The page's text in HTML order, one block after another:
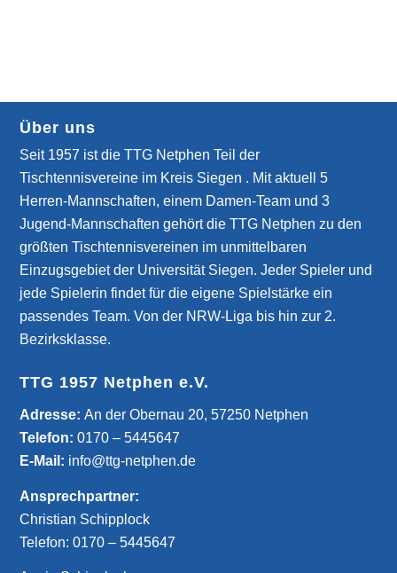
Über uns
Seit 1957 ist die TTG Netphen Teil der
Tischtennisvereine im Kreis Siegen . Mit aktuell 5
Herren-Mannschaften, einem Damen-Team und 3
Jugend-Mannschaften gehört die TTG Netphen zu den
größten Tischtennisvereinen im unmittelbaren
Einzugsgebiet der Universität Siegen. Jeder Spieler und
jede Spielerin findet für die eigene Spielstärke ein
passendes Team. Von der NRW-Liga bis hin zur 2.
Bezirksklasse.
TTG 1957 Netphen e.V.
­Adresse:An der Obernau 20, 57250 Netphen
Telefon:0170 – 5445647
E-Mail: info@ttg-netphen.de
Ansprechpartner:
Christian Schipplock
Telefon:0170 – 5445647